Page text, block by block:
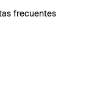
frecuentes